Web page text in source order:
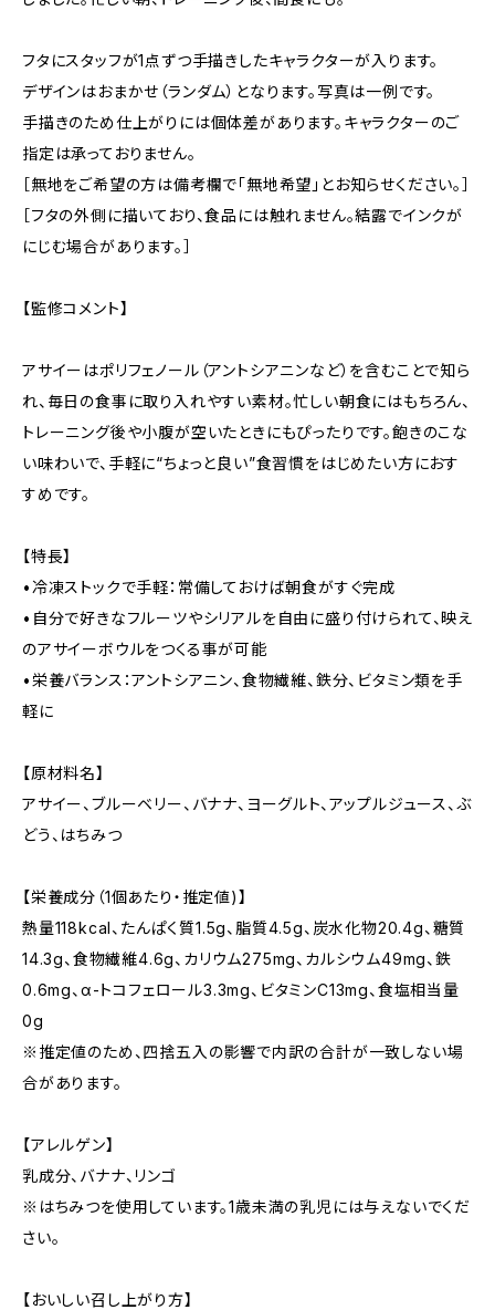
フタにスタッフが1点ずつ手描きしたキャラクターが入ります。
デザインはおまかせ（ランダム）となります。写真は一例です。
手描きのため仕上がりには個体差があります。キャラクターのご
指定は承っておりません。
［無地をご希望の方は備考欄で「無地希望」とお知らせください。］
［フタの外側に描いており、食品には触れません。結露でインクが
にじむ場合があります。］
【監修コメント】
アサイーはポリフェノール（アントシアニンなど）を含むことで知ら
れ、毎日の食事に取り入れやすい素材。忙しい朝食にはもちろん、
トレーニング後や小腹が空いたときにもぴったりです。飽きのこな
い味わいで、手軽に“ちょっと良い”食習慣をはじめたい方におす
すめです。
【特長】
•冷凍ストックで手軽：常備しておけば朝食がすぐ完成
•自分で好きなフルーツやシリアルを自由に盛り付けられて、映え
のアサイーボウルをつくる事が可能
•栄養バランス：アントシアニン、食物繊維、鉄分、ビタミン類を手
軽に
【原材料名】
アサイー、ブルーベリー、バナナ、ヨーグルト、アップルジュース、ぶ
どう、はちみつ
【栄養成分（1個あたり・推定値)】
熱量118kcal、たんぱく質1.5g、脂質4.5g、炭水化物20.4g、糖質
14.3g、食物繊維4.6g、カリウム275mg、カルシウム49mg、鉄
0.6mg、α-トコフェロール3.3mg、ビタミンC13mg、食塩相当量
0g
※推定値のため、四捨五入の影響で内訳の合計が一致しない場
合があります。
【アレルゲン】
乳成分、バナナ、リンゴ
※はちみつを使用しています。1歳未満の乳児には与えないでくだ
さい。
【おいしい召し上がり方】